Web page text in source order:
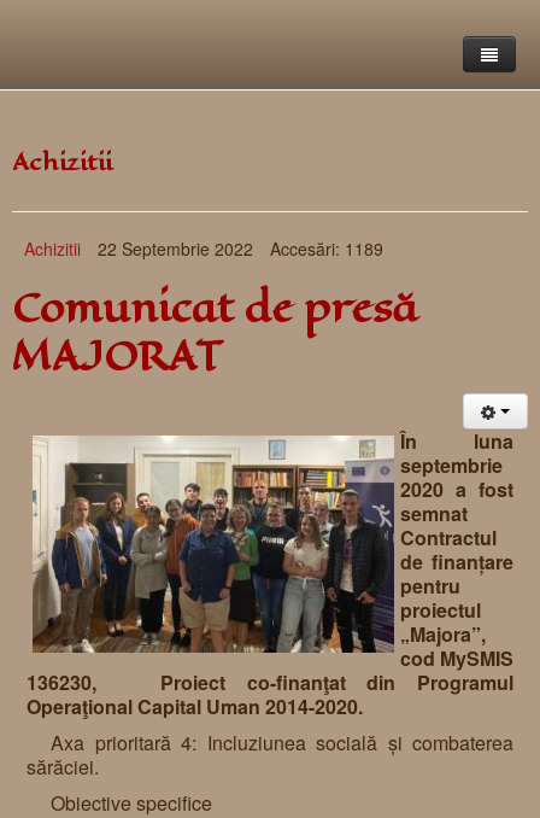
Achizitii
Achizitii 22 Septembrie 2022 Accesări: 1189
Comunicat de presă
MAJORAT
În luna
septembrie
2020 a fost
semnat
Contractul
de finanțare
pentru
proiectul
„Majora”,
cod MySMIS
136230, Proiect co-finanţat din Programul
Operaţional Capital Uman 2014-2020.
Axa prioritară 4: Incluziunea socială și combaterea
sărăciei.
Obiective specifice
Proiecte
Achizitii